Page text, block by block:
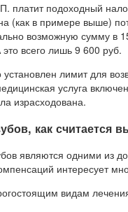
платит подоходный
(как в примере выше)
возможную сумму в
всего лишь 9 600 руб.
лимит для
услуга
израсходована.
как считается
являются одними из
интересует
видам